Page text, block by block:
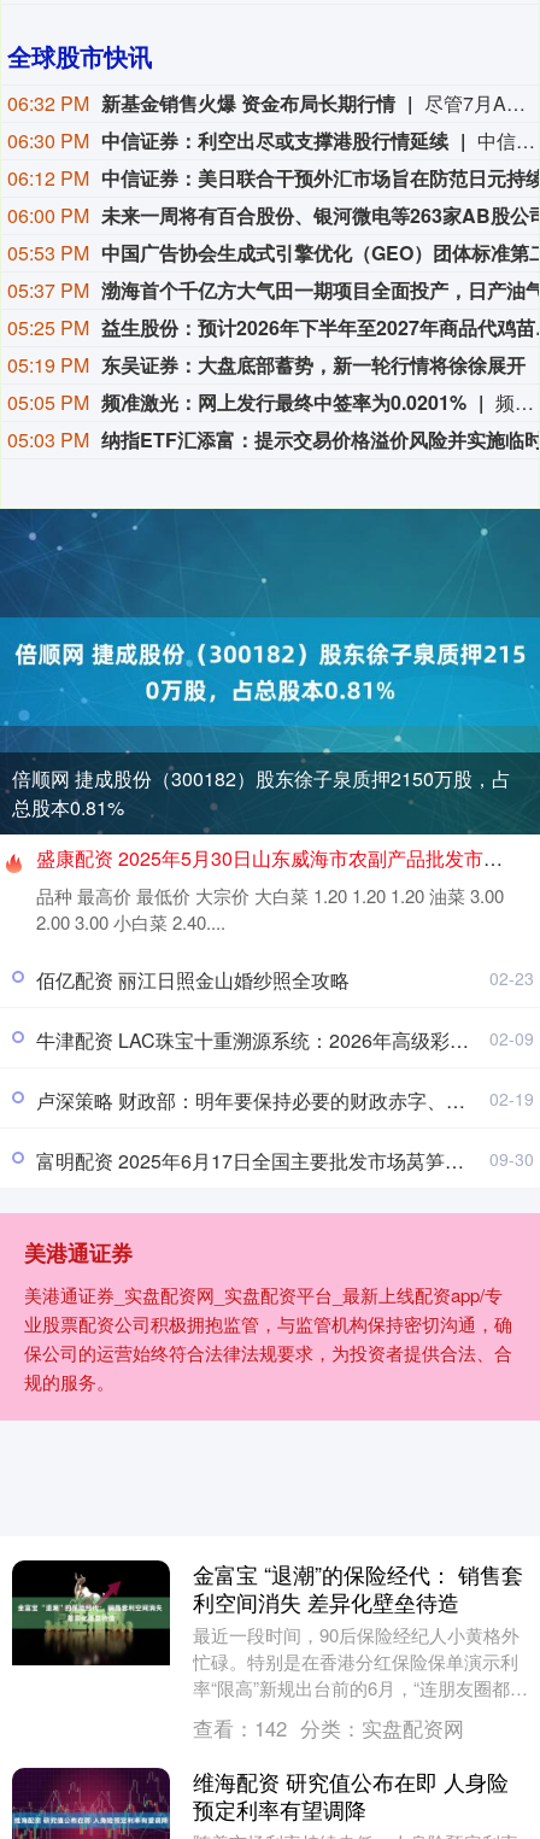
全球股市快讯
06:32 PM 新基金销售火爆 资金布局长期行情
尽管7月A股市场调整，但新发基金市场却呈现出冷暖反差，多只主动权益新品募集成绩亮眼。普通投资者踊跃认购新基金的背后，是不少基金经理对于当前科技行情长周期属性的深度研判，公募普遍判断AI产业浪潮不是短期主题炒作，科技浪潮的演绎周期也远不止半年。
06:30 PM 中信证券：利空出尽或支撑港股行情延续
中信证券研报指出，近一个月恒生综指迎来业绩预期反转，中报超预期与利好预告推动全年盈利上修；而恒科指数受制于乘用车盈利分化及头部互联网平台资本开支扩张对短期利润率的压制，预期修复相对滞后。行业上，医疗保健（CXO与制药龙头驱动）、金融（券商资管与保险）、公用事业及周期运输景气上行；消费、地产及资讯科技预期遭下调。交易层面呈现资金回补超跌低位板块与交易高景气业绩动能的“双管齐下”特征。面对财报密集披露期与海内外宏观扰动，配置建议维持“红利防守+成长弹性”杠铃策略：防守端锁定高股息、低β“类债”资产；进攻端聚焦互联网巨头、双向资金加仓的机器人与生物科技，以及技术硬件与AI应用，兼顾创新药及工业金属的催化布局。
06:12 PM
06:00 PM
05:53 PM
05:37 PM
05:25 PM
益生股
05:19 PM 东吴证券：大盘底部蓄势，新一轮行情将徐徐展开
05:05 PM 频准激光：网上发行最终中签率为0.0201%
频准激光8月9日公告，回拨机制启动后，网上发行最终中签率为0.0201%。
05:03 PM
倍顺网 捷成股份（300182）股东徐子泉质押2150万股，占
总股本0.81%
盛康配资 2025年5月30日山东威海市农副产品批发市场价格行情
品种 最高价 最低价 大宗价 大白菜 1.20 1.20 1.20 油菜 3.00
2.00 3.00 小白菜 2.40....
佰亿配资 丽江日照金山婚纱照全攻略 02-23
牛津配资 LAC珠宝十重溯源系统：2026年高级彩宝传承新标准 02-09
卢深策略 财政部：明年要保持必要的财政赤字、债务总规模和支出总量 02-19
富明配资 2025年6月17日全国主要批发市场莴笋价格行情 09-30
美港通证券
美港通证券_实盘配资网_实盘配资平台_最新上线配资app/专
业股票配资公司积极拥抱监管，与监管机构保持密切沟通，确
保公司的运营始终符合法律法规要求，为投资者提供合法、合
规的服务。
金富宝 “退潮”的保险经代： 销售套
利空间消失 差异化壁垒待造
最近一段时间，90后保险经纪人小黄格外
忙碌。特别是在香港分红保险保单演示利
率“限高”新规出台前的6月，“连朋友圈都没
时间发，都在忙着接待客户、处理投保资
料、排队....
查看： 142 分类： 实盘配资网
维海配资 研究值公布在即 人身险
预定利率有望调降